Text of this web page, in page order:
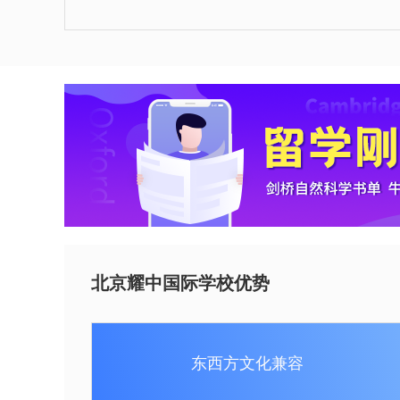
北京耀中国际学校优势
东西方文化兼容